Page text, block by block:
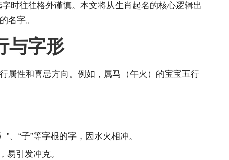
时往往格外谨慎。本文将从生肖起名的核心逻辑出
名字。
与字形
属性和喜忌方向。例如，属马（午火）的宝宝五行
、“子”等字根的字，因水火相冲。
易引发冲克。